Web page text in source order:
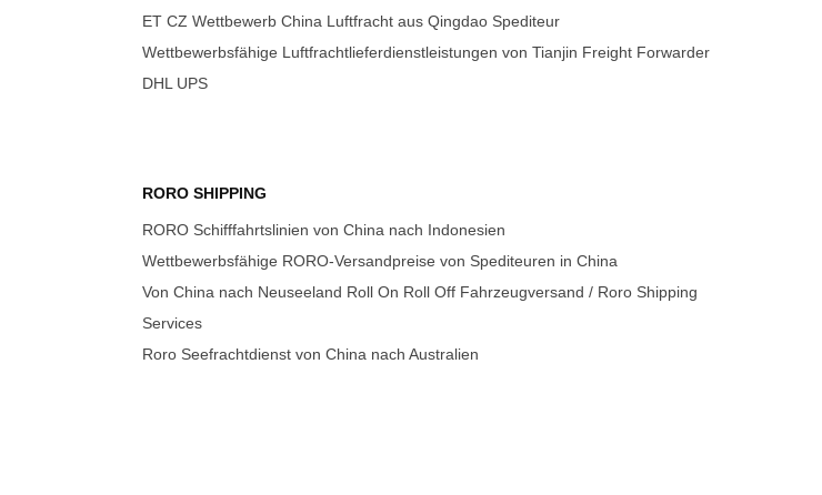
ET CZ Wettbewerb China Luftfracht aus Qingdao Spediteur
Wettbewerbsfähige Luftfrachtlieferdienstleistungen von Tianjin Freight Forwarder
DHL UPS
RORO SHIPPING
RORO Schifffahrtslinien von China nach Indonesien
Wettbewerbsfähige RORO-Versandpreise von Spediteuren in China
Von China nach Neuseeland Roll On Roll Off Fahrzeugversand / Roro Shipping
Services
Roro Seefrachtdienst von China nach Australien